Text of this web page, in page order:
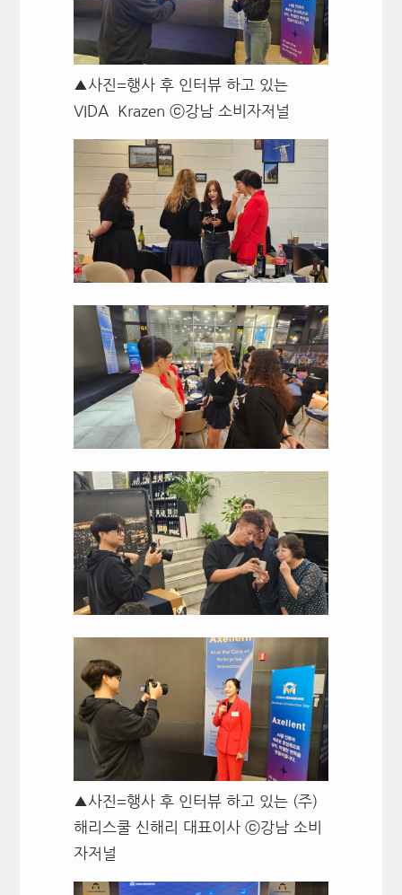
▲사진=행사 후 인터뷰 하고 있는
VIDA Krazen ⓒ강남 소비자저널
▲사진=행사 후 인터뷰 하고 있는 (주)
해리스쿨 신해리 대표이사 ⓒ강남 소비
자저널